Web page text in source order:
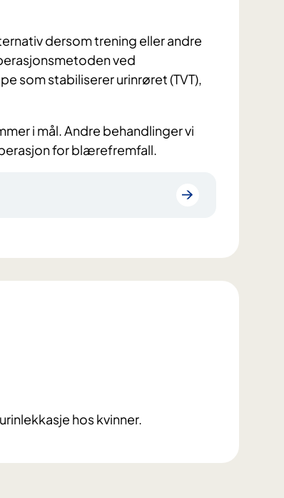
dersom trening eller andre
ved
som stabiliserer urinrøret (TVT),
i mål. Andre behandlinger vi
for blærefremfall.
hos kvinner.